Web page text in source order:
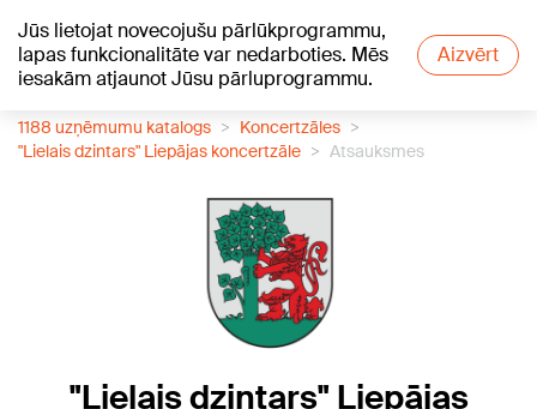
Jūs lietojat novecojušu pārlūkprogrammu,
lapas funkcionalitāte var nedarboties. Mēs
iesakām atjaunot Jūsu pārluprogrammu.
Aizvērt
+23°C
1188 uzņēmumu katalogs
Koncertzāles
"Lielais dzintars" Liepājas koncertzāle
Atsauksmes
"Lielais dzintars" Liepājas